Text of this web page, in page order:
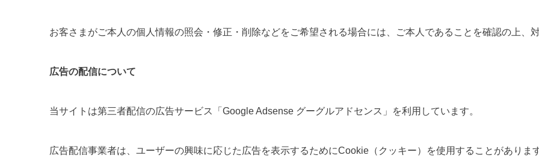
お客さまがご本人の個人情報の照会・修正・削除などをご希望される場合には、ご本人であることを確認の上、
広告の配信について
当サイトは第三者配信の広告サービス「Google Adsense グーグルアドセンス」を利用しています。
広告配信事業者は、ユーザーの興味に応じた広告を表示するためにCookie（クッキー）を使用することがあります